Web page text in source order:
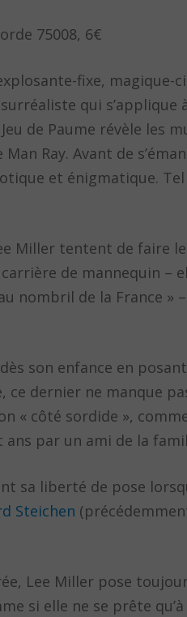
75008, 6€
fixe, magique-
qui s’applique
de Paume révèle les
Ray. Avant de
et énigmatique.
Miller tentent de faire
de mannequin –
nombril de la France »
son enfance en
ce dernier ne manque
« côté sordide »,
ans par un ami de la
sa liberté de pose
Steichen
Lee Miller pose
si elle ne se prête